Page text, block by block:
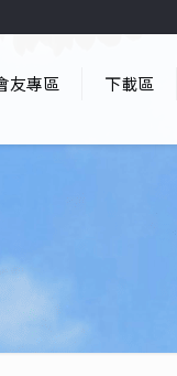
友專區 下載區